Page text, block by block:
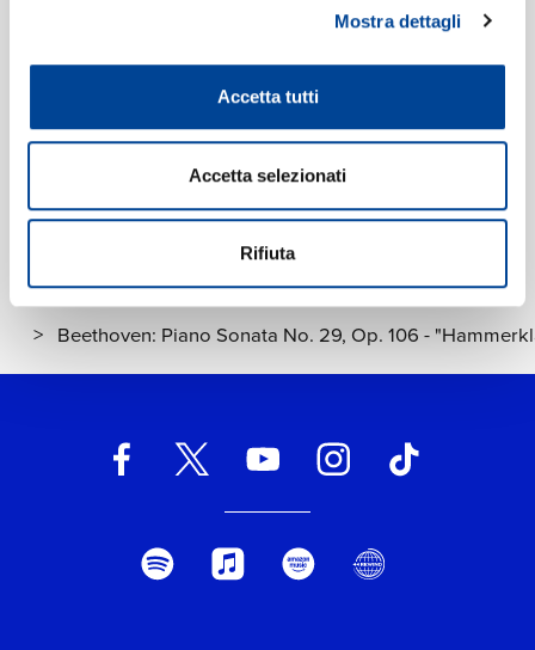
Mostra dettagli
Accetta tutti
Accetta selezionati
Rifiuta
Etichetta:Deutsche Grammophon (DG)
Home Classica
> Beethoven: Piano Sonata No. 29, Op. 106 -